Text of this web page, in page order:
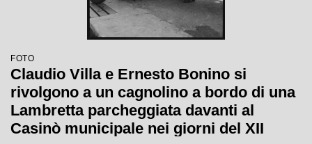
FOTO
Claudio Villa e Ernesto Bonino si
rivolgono a un cagnolino a bordo di una
Lambretta parcheggiata davanti al
Casinò municipale nei giorni del XII